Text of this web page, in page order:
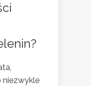
niezwykle